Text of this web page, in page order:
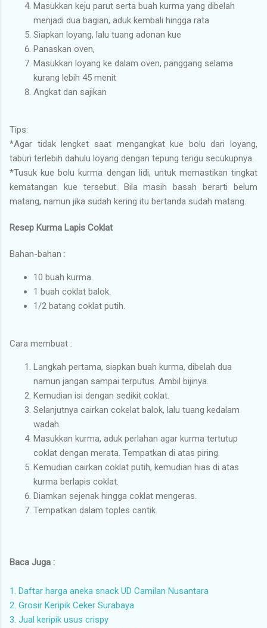
Masukkan keju parut serta buah kurma yang dibelah
menjadi dua bagian, aduk kembali hingga rata
Siapkan loyang, lalu tuang adonan kue
Panaskan oven,
Masukkan loyang ke dalam oven, panggang selama
kurang lebih 45 menit
Angkat dan sajikan
Tips:
*Agar tidak lengket saat mengangkat kue bolu dari loyang,
taburi terlebih dahulu loyang dengan tepung terigu secukupnya.
*Tusuk kue bolu kurma dengan lidi, untuk memastikan tingkat
kematangan kue tersebut. Bila masih basah berarti belum
matang, namun jika sudah kering itu bertanda sudah matang.
Resep Kurma Lapis Coklat
Bahan-bahan :
10 buah kurma.
1 buah coklat balok.
1/2 batang coklat putih.
Cara membuat :
Langkah pertama, siapkan buah kurma, dibelah dua
namun jangan sampai terputus. Ambil bijinya.
Kemudian isi dengan sedikit coklat.
Selanjutnya cairkan cokelat balok, lalu tuang kedalam
wadah.
Masukkan kurma, aduk perlahan agar kurma tertutup
coklat dengan merata. Tempatkan di atas piring.
Kemudian cairkan coklat putih, kemudian hias di atas
kurma berlapis coklat.
Diamkan sejenak hingga coklat mengeras.
Tempatkan dalam toples cantik.
Baca Juga :
1. Daftar harga aneka snack UD Camilan Nusantara
2. Grosir Keripik Ceker Surabaya
3. Jual keripik usus crispy